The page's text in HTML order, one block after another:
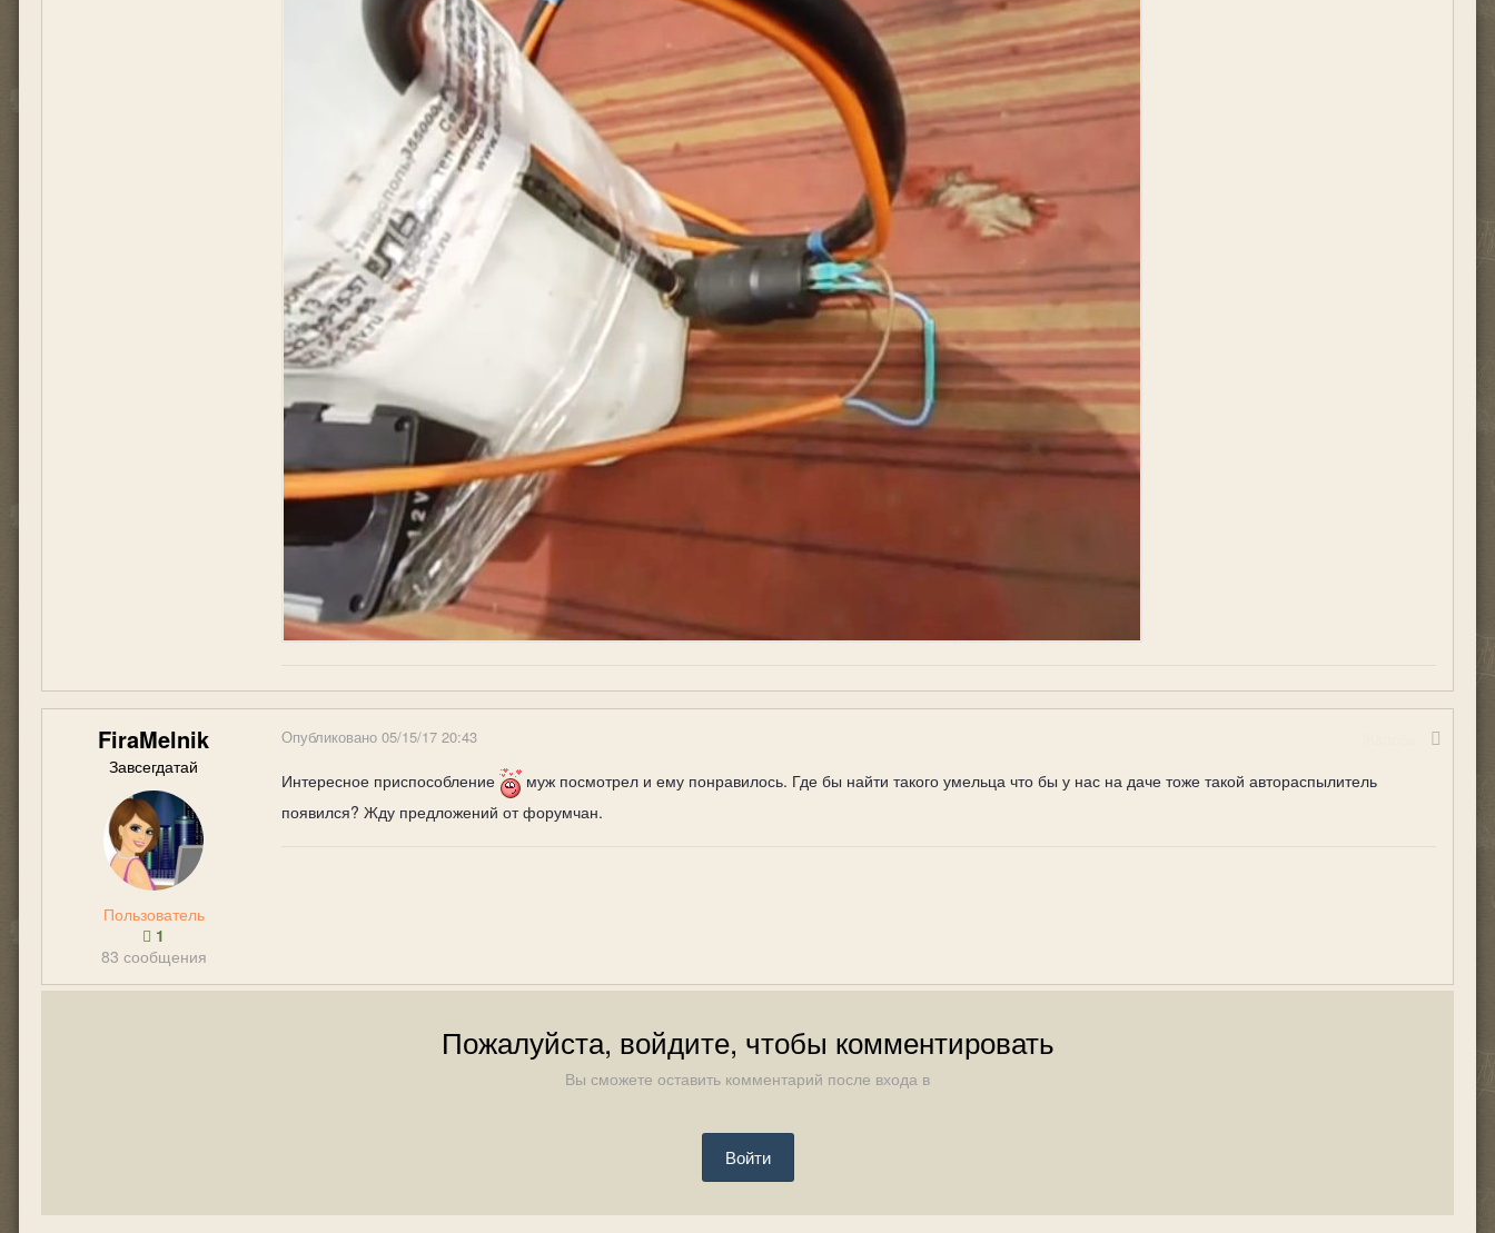
FiraMelnik
Завсегдатай
Пользователь
1
83 сообщения
Опубликовано 05/15/17 20:43
Интересное приспособление
муж посмотрел и ему понравилось. Где бы найти такого умельца что бы у нас на даче тоже такой автораспылитель
появился? Жду предложений от форумчан.
Пожалуйста, войдите, чтобы комментировать
Вы сможете оставить комментарий после входа в
Войти